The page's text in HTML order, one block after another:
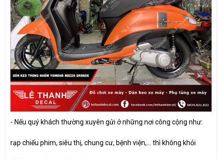
- Nếu quý khách thường xuyên gửi ở những nơi công cộng như:
rạp chiếu phim, siêu thị, chung cư, bệnh viện,... thì không khỏi